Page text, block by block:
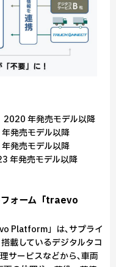
2020 年発売モデル以降
発売モデル以降
発売モデル以降
年発売モデル以降
ォーム「traevo
Platform」は､サプライ
載しているデジタルタコ
サービスなどから､車両